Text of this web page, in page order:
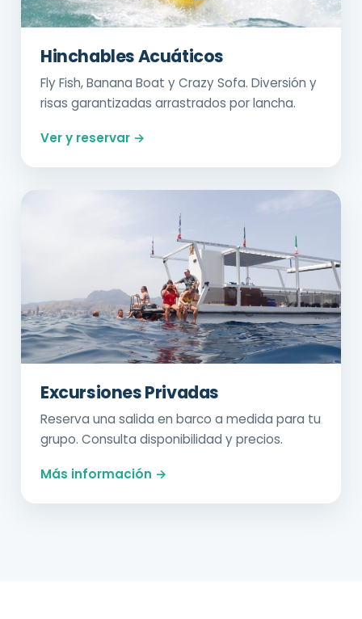
Hinchables Acuáticos
Fly Fish, Banana Boat y Crazy Sofa. Diversión y
risas garantizadas arrastrados por lancha.
Ver y reservar →
Excursiones Privadas
Reserva una salida en barco a medida para tu
grupo. Consulta disponibilidad y precios.
Más información →